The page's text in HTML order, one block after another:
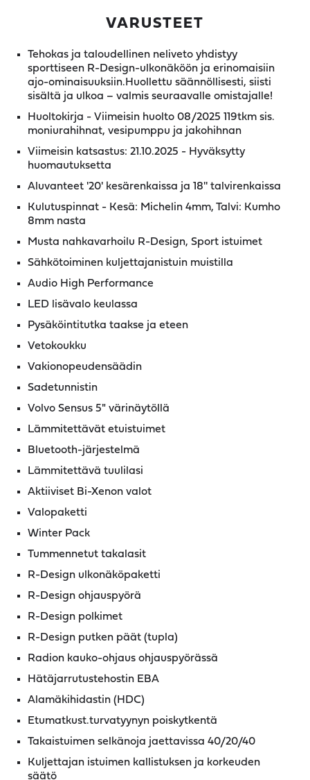
VARUSTEET
Tehokas ja taloudellinen neliveto yhdistyy
sporttiseen R-Design-ulkonäköön ja erinomaisiin
ajo-ominaisuuksiin.Huollettu säännöllisesti, siisti
sisältä ja ulkoa – valmis seuraavalle omistajalle!
Huoltokirja - Viimeisin huolto 08/2025 119tkm sis.
moniurahihnat, vesipumppu ja jakohihnan
Viimeisin katsastus: 21.10.2025 - Hyväksytty
huomautuksetta
Aluvanteet '20' kesärenkaissa ja 18'' talvirenkaissa
Kulutuspinnat - Kesä: Michelin 4mm, Talvi: Kumho
8mm nasta
Musta nahkavarhoilu R-Design, Sport istuimet
Sähkötoiminen kuljettajanistuin muistilla
Audio High Performance
LED lisävalo keulassa
Pysäköintitutka taakse ja eteen
Vetokoukku
Vakionopeudensäädin
Sadetunnistin
Volvo Sensus 5" värinäytöllä
Lämmitettävät etuistuimet
Bluetooth-järjestelmä
Lämmitettävä tuulilasi
Aktiiviset Bi-Xenon valot
Valopaketti
Winter Pack
Tummennetut takalasit
R-Design ulkonäköpaketti
R-Design ohjauspyörä
R-Design polkimet
R-Design putken päät (tupla)
Radion kauko-ohjaus ohjauspyörässä
Hätäjarrutustehostin EBA
Alamäkihidastin (HDC)
Etumatkust.turvatyynyn poiskytkentä
Takaistuimen selkänoja jaettavissa 40/20/40
Kuljettajan istuimen kallistuksen ja korkeuden
säätö